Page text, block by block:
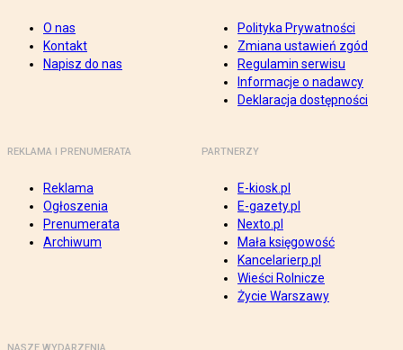
O nas
Kontakt
Napisz do nas
Polityka Prywatności
Zmiana ustawień zgód
Regulamin serwisu
Informacje o nadawcy
Deklaracja dostępności
REKLAMA I PRENUMERATA
Reklama
Ogłoszenia
Prenumerata
Archiwum
PARTNERZY
E-kiosk.pl
E-gazety.pl
Nexto.pl
Mała księgowość
Kancelarierp.pl
Wieści Rolnicze
Życie Warszawy